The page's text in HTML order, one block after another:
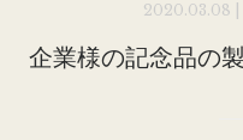
2020.03.08 |
企業様の記念品の